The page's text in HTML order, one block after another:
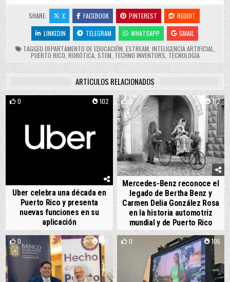
SHARE: X FACEBOOK PINTEREST
REDDIT
LINKEDIN
TELEGRAM WHATSAPP
GMAIL
TAGGED DEPARTAMENTO DE EDUCACIÓN ESTREAM INTELIGENCIA ARTIFICIAL
PUERTO RICO ROBÓTICA, STEM TECHNO INVENTORS TECNOLOGÍA
ARTÍCULOS RELACIONADOS
0 102
Uber celebra una década en
Puerto Rico y presenta
nuevas funciones en su
aplicación
0 112
Mercedes-Benz reconoce el
legado de Bertha Benz y
Carmen Delia González Rosa
en la historia automotriz
mundial y de Puerto Rico
0 102 0 105